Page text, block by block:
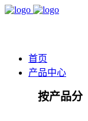
首页
产品中心
按产品分